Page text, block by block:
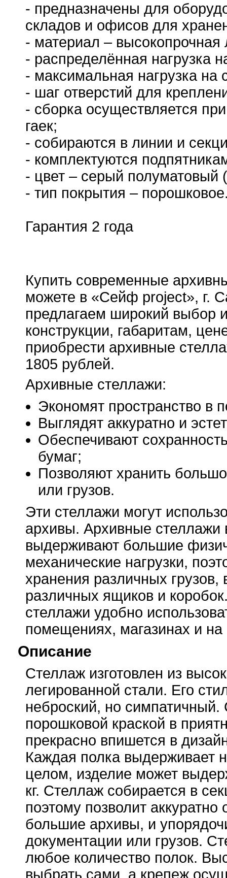
- предназначены для
складов и офисов для
- материал – высокопрочная
- распределённая нагрузка
- максимальная нагрузка на
- шаг отверстий для
- сборка осуществляется
гаек;
- собираются в линии и
- комплектуются
- цвет – серый полуматовый
- тип покрытия –
Гарантия 2 года
Купить современные
можете в «Сейф project», г.
предлагаем широкий выбор
конструкции, габаритам,
приобрести архивные
1805 рублей.
Архивные стеллажи:
Экономят пространство в
Выглядят аккуратно и
Обеспечивают
бумаг;
Позволяют хранить
или грузов.
Эти стеллажи могут
архивы. Архивные стеллажи
выдерживают большие
механические нагрузки,
хранения различных грузов,
различных ящиков и
стеллажи удобно
помещениях, магазинах и на
Описание
Стеллаж изготовлен из
легированной стали. Его
неброский, но
порошковой краской в
прекрасно впишется в
Каждая полка выдерживает
целом, изделие может
кг. Стеллаж собирается в
поэтому позволит
большие архивы, и
документации или грузов.
любое количество полок.
выбрать сами, а крепеж